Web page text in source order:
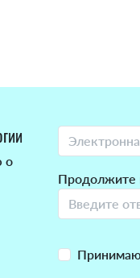
о
Продолжите
Принимаю